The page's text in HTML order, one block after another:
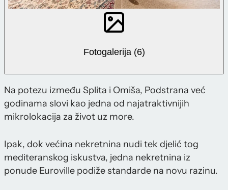
Fotogalerija (6)
Na potezu između Splita i Omiša, Podstrana već
godinama slovi kao jedna od najatraktivnijih
mikrolokacija za život uz more.
Ipak, dok većina nekretnina nudi tek djelić tog
mediteranskog iskustva, jedna nekretnina iz
ponude Euroville podiže standarde na novu razinu.